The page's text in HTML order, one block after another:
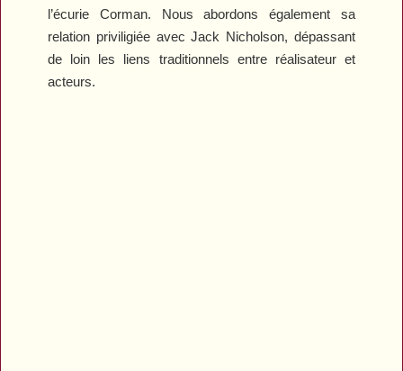
l’écurie Corman. Nous abordons également sa
relation priviligiée avec Jack Nicholson, dépassant
de loin les liens traditionnels entre réalisateur et
acteurs.